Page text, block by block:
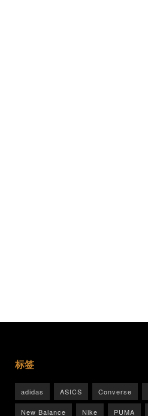
标签
adidas ASICS Converse
New Balance Nike PUMA